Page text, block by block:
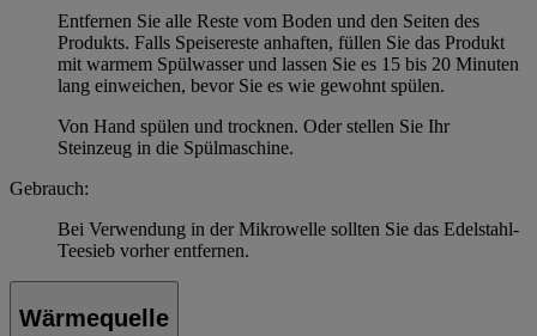
Entfernen Sie alle Reste vom Boden und den Seiten des
Produkts. Falls Speisereste anhaften, füllen Sie das Produkt
mit warmem Spülwasser und lassen Sie es 15 bis 20 Minuten
lang einweichen, bevor Sie es wie gewohnt spülen.
Von Hand spülen und trocknen. Oder stellen Sie Ihr
Steinzeug in die Spülmaschine.
Gebrauch:
Bei Verwendung in der Mikrowelle sollten Sie das Edelstahl-
Teesieb vorher entfernen.
Wärmequelle